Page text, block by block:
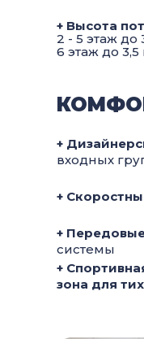
+ Высота
2 - 5 этаж до
6 этаж до
+
входных
+
+
системы
+
зона для